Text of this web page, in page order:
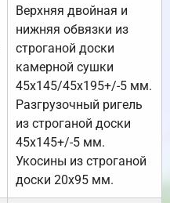
Верхняя двойная и
нижняя обвязки из
строганой доски
камерной сушки
45х145/45х195+/-5 мм.
Разгрузочный ригель
из строганой доски
45х145+/-5 мм.
Укосины из строганой
доски 20х95 мм.